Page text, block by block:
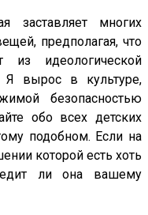
заставляет многих
предполагая, что
из идеологической
Я вырос в культуре,
безопасностью
обо всех детских
подобном. Если на
которой есть хоть
ли она вашему